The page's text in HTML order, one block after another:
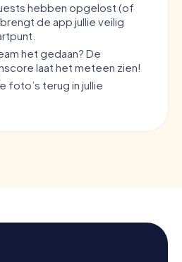
hebben opgelost (of
de app jullie veilig
het gedaan? De
laat het meteen zien!
foto’s terug in jullie